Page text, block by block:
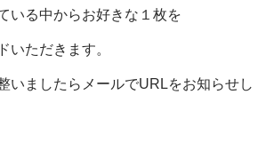
いる中からお好きな１枚を
ただきます。
いましたらメールでURLをお知らせし